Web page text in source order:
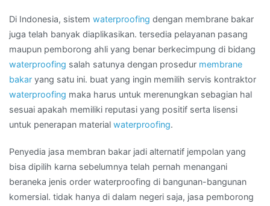
di
Kota
SULAWESI
SELATAN
Di Indonesia, sistem waterproofing dengan membrane bakar
juga telah banyak diaplikasikan. tersedia pelayanan pasang
maupun pemborong ahli yang benar berkecimpung di bidang
waterproofing salah satunya dengan prosedur membrane
bakar yang satu ini. buat yang ingin memilih servis kontraktor
waterproofing maka harus untuk merenungkan sebagian hal
sesuai apakah memiliki reputasi yang positif serta lisensi
untuk penerapan material waterproofing.
Penyedia jasa membran bakar jadi alternatif jempolan yang
bisa dipilih karna sebelumnya telah pernah menangani
beraneka jenis order waterproofing di bangunan-bangunan
komersial. tidak hanya di dalam negeri saja, jasa pemborong